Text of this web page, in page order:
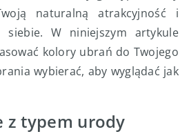
naturalną atrakcyjność i
siebie. W niniejszym artykule
kolory ubrań do Twojego
wybierać, aby wyglądać jak
z typem urody